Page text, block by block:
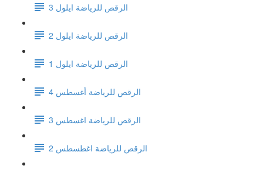
الرقص للرياضة ايلول 3
الرقص للرياضة ايلول 2
الرقص للرياضة ايلول 1
الرقص للرياضة أغسطس 4
الرقص للرياضة اغسطس 3
الرقص للرياضة اغطسطس 2